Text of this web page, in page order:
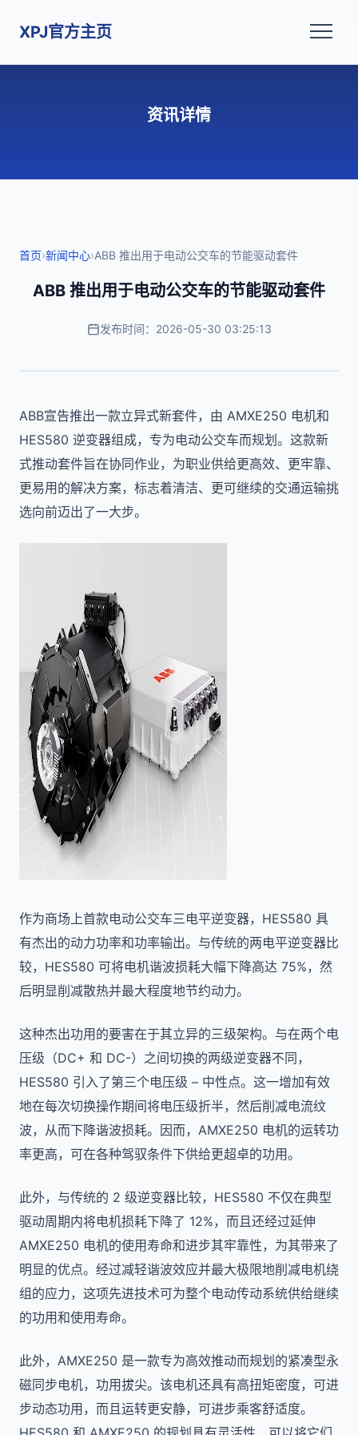
XPJ官方主页
资讯详情
首页›新闻中心›ABB 推出用于电动公交车的节能驱动套件
ABB 推出用于电动公交车的节能驱动套件
发布时间：2026-05-30 03:25:13
ABB宣告推出一款立异式新套件，由 AMXE250 电机和
HES580 逆变器组成，专为电动公交车而规划。这款新
式推动套件旨在协同作业，为职业供给更高效、更牢靠、
更易用的解决方案，标志着清洁、更可继续的交通运输挑
选向前迈出了一大步。
作为商场上首款电动公交车三电平逆变器，HES580 具
有杰出的动力功率和功率输出。与传统的两电平逆变器比
较，HES580 可将电机谐波损耗大幅下降高达 75%，然
后明显削减散热并最大程度地节约动力。
这种杰出功用的要害在于其立异的三级架构。与在两个电
压级（DC+ 和 DC-）之间切换的两级逆变器不同，
HES580 引入了第三个电压级 – 中性点。这一增加有效
地在每次切换操作期间将电压级折半，然后削减电流纹
波，从而下降谐波损耗。因而，AMXE250 电机的运转功
率更高，可在各种驾驭条件下供给更超卓的功用。
此外，与传统的 2 级逆变器比较，HES580 不仅在典型
驱动周期内将电机损耗下降了 12%，而且还经过延伸
AMXE250 电机的使用寿命和进步其牢靠性，为其带来了
明显的优点。经过减轻谐波效应并最大极限地削减电机绕
组的应力，这项先进技术可为整个电动传动系统供给继续
的功用和使用寿命。
此外，AMXE250 是一款专为高效推动而规划的紧凑型永
磁同步电机，功用拔尖。该电机还具有高扭矩密度，可进
步动态功用，而且运转更安静，可进步乘客舒适度。